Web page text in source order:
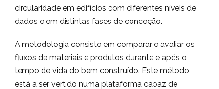
circularidade em edifícios com diferentes níveis de
dados e em distintas fases de conceção.
A metodologia consiste em comparar e avaliar os
fluxos de materiais e produtos durante e após o
tempo de vida do bem construído. Este método
está a ser vertido numa plataforma capaz de